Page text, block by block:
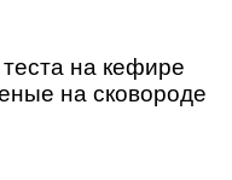
на кефире
на сковороде